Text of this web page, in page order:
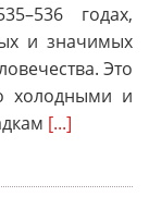
годах,
и значимых
Это
холодными и
[...]